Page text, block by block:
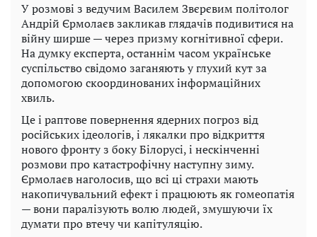
У розмові з ведучим Василем Звєрєвим політолог
Андрій Єрмолаєв закликав глядачів подивитися на
війну ширше — через призму когнітивної сфери.
На думку експерта, останнім часом українське
суспільство свідомо заганяють у глухий кут за
допомогою скоординованих інформаційних
хвиль.
Це і раптове повернення ядерних погроз від
російських ідеологів, і лякалки про відкриття
нового фронту з боку Білорусі, і нескінченні
розмови про катастрофічну наступну зиму.
Єрмолаєв наголосив, що всі ці страхи мають
накопичувальний ефект і працюють як гомеопатія
— вони паралізують волю людей, змушуючи їх
думати про втечу чи капітуляцію.